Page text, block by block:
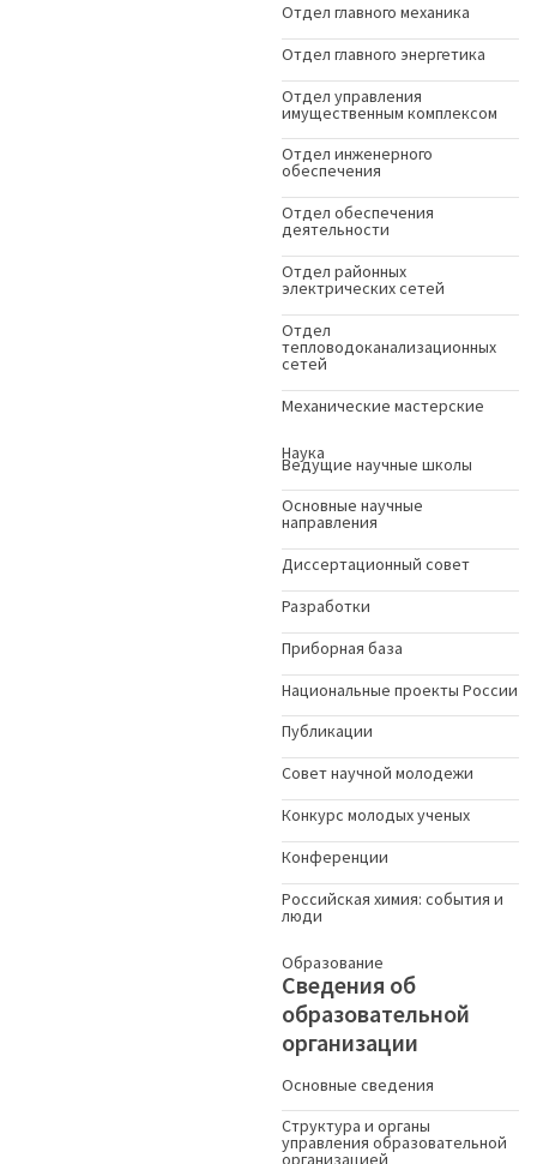
Отдел главного механика
Отдел главного энергетика
Отдел управления
имущественным комплексом
Отдел инженерного
обеспечения
Отдел обеспечения
деятельности
Отдел районных
электрических сетей
Отдел
тепловодоканализационных
сетей
Механические мастерские
Наука
Ведущие научные школы
Основные научные
направления
Диссертационный совет
Разработки
Приборная база
Национальные проекты России
Публикации
Совет научной молодежи
Конкурс молодых ученыx
Конференции
Российская химия: события и
люди
Образование
Сведения об
образовательной
организации
Основные сведения
Структура и органы
управления образовательной